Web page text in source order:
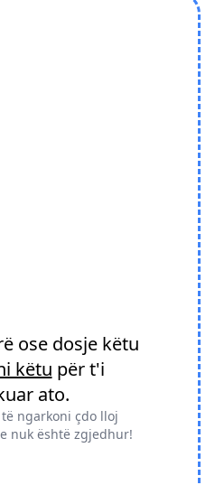
ose dosje këtu
këtu për t'i
ato.
ngarkoni çdo lloj
nuk është zgjedhur!